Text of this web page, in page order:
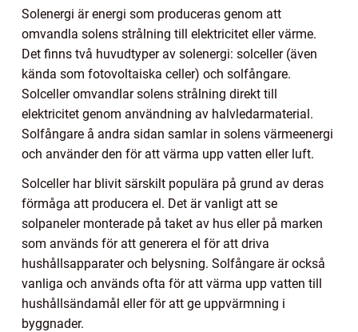
Solenergi är energi som produceras genom att
omvandla solens strålning till elektricitet eller värme.
Det finns två huvudtyper av solenergi: solceller (även
kända som fotovoltaiska celler) och solfångare.
Solceller omvandlar solens strålning direkt till
elektricitet genom användning av halvledarmaterial.
Solfångare å andra sidan samlar in solens värmeenergi
och använder den för att värma upp vatten eller luft.
Solceller har blivit särskilt populära på grund av deras
förmåga att producera el. Det är vanligt att se
solpaneler monterade på taket av hus eller på marken
som används för att generera el för att driva
hushållsapparater och belysning. Solfångare är också
vanliga och används ofta för att värma upp vatten till
hushållsändamål eller för att ge uppvärmning i
byggnader.